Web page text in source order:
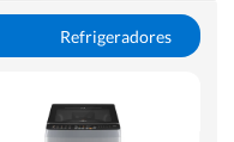
Refrigeradores